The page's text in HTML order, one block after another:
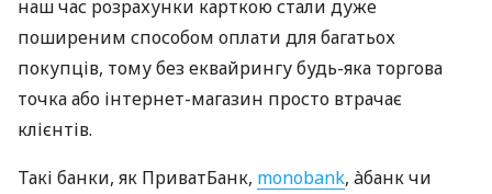
наш час розрахунки карткою стали дуже
поширеним способом оплати для багатьох
покупців, тому без еквайрингу будь-яка торгова
точка або інтернет-магазин просто втрачає
клієнтів.
Такі банки, як ПриватБанк, monobank, àбанк чи